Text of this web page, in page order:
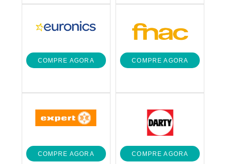
COMPRE AGORA COMPRE AGORA
COMPRE AGORA COMPRE AGORA